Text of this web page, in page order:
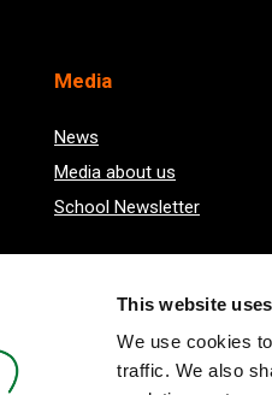
This website
We use cookies
traffic. We also
News
Media about us
School Newsletter
Media